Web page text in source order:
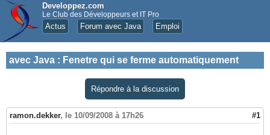
Developpez.com
Le Club des Développeurs et IT Pro
Actus Forum avec Java Emploi
avec Java : Fenetre qui se ferme automatiquement
Répondre à la discussion
ramon.dekker, le 10/09/2008 à 17h26 #1